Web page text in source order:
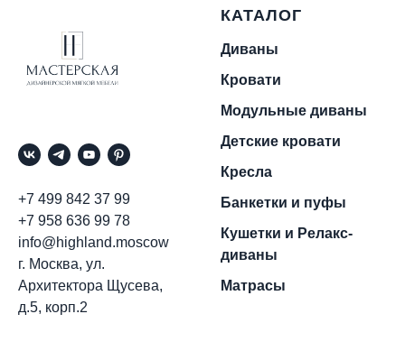
+7 499 842 37 99
+7 958 636 99 78
info@highland.moscow
г. Москва, ул.
Архитектора Щусева,
д.5, корп.2
КАТАЛОГ
Диваны
Кровати
Модульные диваны
Детские кровати
Кресла
Банкетки и пуфы
Кушетки и Релакс-
диваны
Матрасы